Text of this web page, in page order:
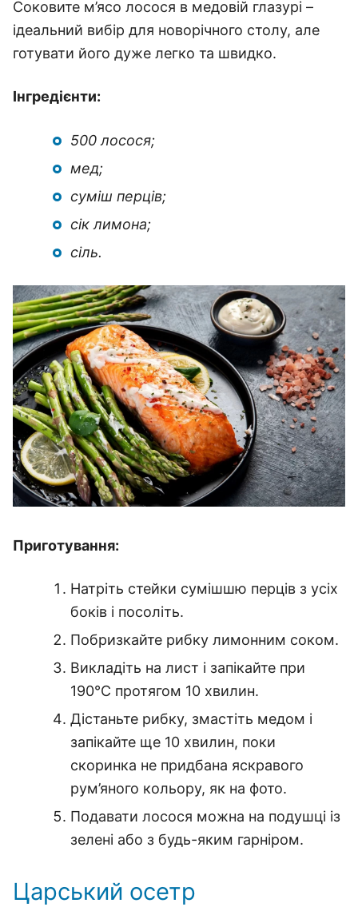
Соковите м’ясо лосося в медовій глазурі –
ідеальний вибір для новорічного столу, але
готувати його дуже легко та швидко.
Інгредієнти:
500 лосося;
мед;
суміш перців;
сік лимона;
сіль.
Приготування:
Натріть стейки сумішшю перців з усіх
боків і посоліть.
Побризкайте рибку лимонним соком.
Викладіть на лист і запікайте при
190℃ протягом 10 хвилин.
Дістаньте рибку, змастіть медом і
запікайте ще 10 хвилин, поки
скоринка не придбана яскравого
рум’яного кольору, як на фото.
Подавати лосося можна на подушці із
зелені або з будь-яким гарніром.
Царський осетр